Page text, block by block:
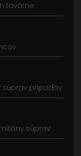
továrne
súprav prípadov
súprav